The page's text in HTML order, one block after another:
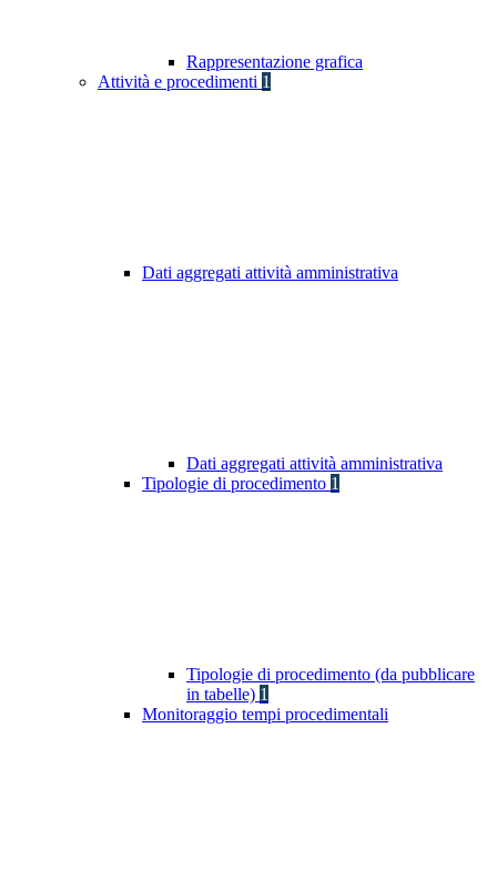
Rappresentazione grafica
Attività e procedimenti 1
Dati aggregati attività amministrativa
Dati aggregati attività amministrativa
Tipologie di procedimento 1
Tipologie di procedimento (da pubblicare
in tabelle) 1
Monitoraggio tempi procedimentali